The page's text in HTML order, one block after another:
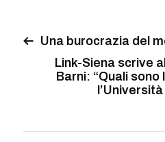
Una burocrazia del
Link-Siena scrive
Barni: “Quali